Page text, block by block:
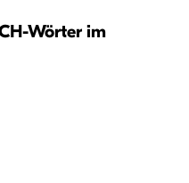
Wörter im